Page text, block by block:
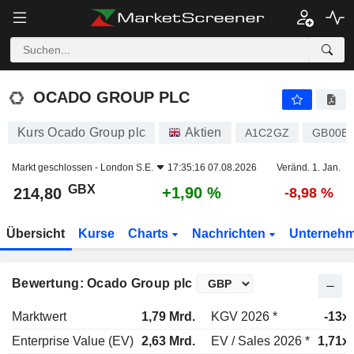
OCADO GROUP PLC
OCADO GROUP PLC
Kurs Ocado Group plc Aktien A1C2GZ
Markt geschlossen - London S.E. 17:35:16 07.08.2026 Veränd. 1. Jan.
214,80 GBX +1,90 % -8,98 %
Übersicht Kurse Charts Nachrichten
Bewertung: Ocado Group plc
Marktwert 1,79 Mrd. KGV 2026 *
-13x
Enterprise Value (EV) 2,63 Mrd. EV / Sales 2026 * 1,71x